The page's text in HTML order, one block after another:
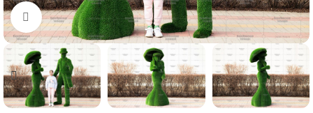
Нажмите, чтобы увеличить